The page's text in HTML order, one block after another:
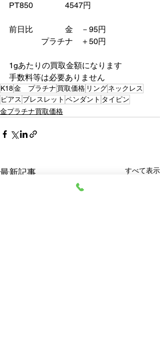
PT850　　　　4547円
前日比　　　　金　－95円
プラチナ　＋50円
1gあたりの買取金額になります
手数料等は必要ありません
K18金 プラチナ 買取価格 リングネックレス
ピアス ブレスレット ペンダント タイピン
金プラチナ買取価格
最新記事 すべて表示